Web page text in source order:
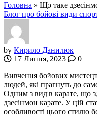
Головна » Що таке
Блог про бойові види
by Кирило Данилюк
17 Липня, 2023
0
Вивчення бойових
людей, які прагнуть до
Одним з видів карате, що
дзесінмон карате. У цій
особливості цього стилю